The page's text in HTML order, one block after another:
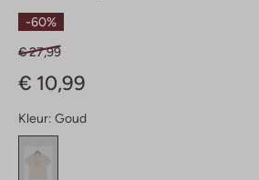
-60%
€ 27,99
€ 10,99
Kleur: Goud